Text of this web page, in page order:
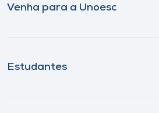
Venha para a Unoesc
Estudantes